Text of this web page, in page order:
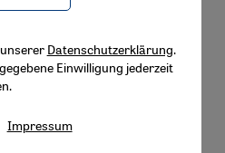
Farben Rot"
unserer Datenschutzerklärung.
Einwilligung jederzeit
Impressum